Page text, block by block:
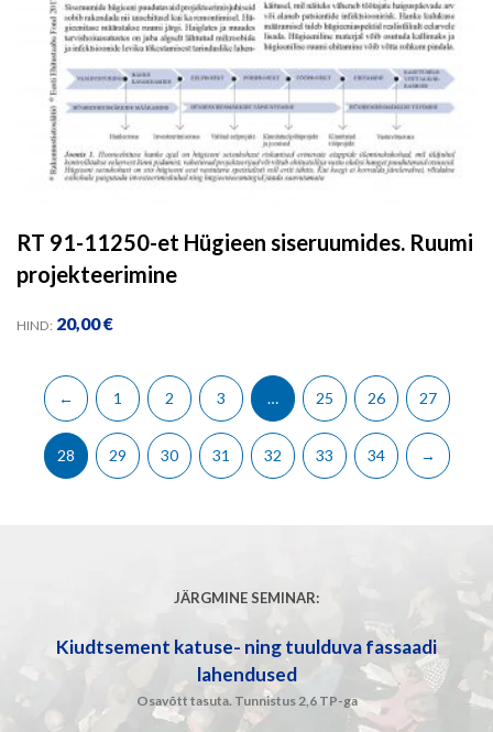
RT 91-11250-et Hügieen siseruumides. Ruumi
projekteerimine
HIND: 20,00€
← 1 2 3 … 25 26 27
28 29 30 31 32 33 34 →
JÄRGMINE SEMINAR:
Kiudtsement katuse- ning tuulduva fassaadi
lahendused
Osavõtt tasuta. Tunnistus 2,6 TP-ga